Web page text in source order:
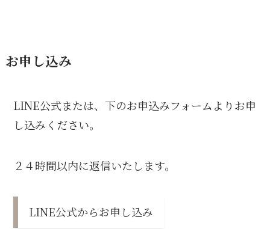
お申し込み
LINE公式または、下のお申込みフォームよりお申
し込みください。
２４時間以内に返信いたします。
LINE公式からお申し込み